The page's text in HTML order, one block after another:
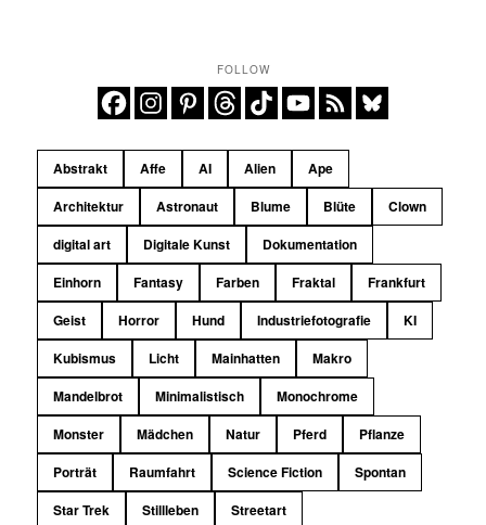
FOLLOW
Abstrakt Affe AI Alien
Ape
Architektur
Astronaut Blume Blüte
Clown
digital art
Digitale Kunst
Dokumentation
Einhorn
Fantasy Farben Fraktal
Frankfurt
Geist
Horror Hund Industriefotografie
KI
Kubismus
Licht Mainhatten
Makro
Mandelbrot
Minimalistisch
Monochrome
Monster
Mädchen Natur Pferd
Pflanze
Porträt
Raumfahrt Science Fiction
Spontan
Star Trek
Stillleben Streetart